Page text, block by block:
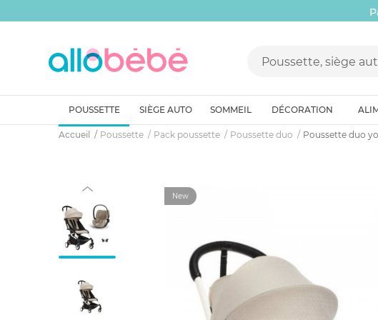
POUSSETTE SIÈGE AUTO SOMMEIL DÉCORATION
Accueil Poussette Pack poussette Poussette duo Poussette duo
New